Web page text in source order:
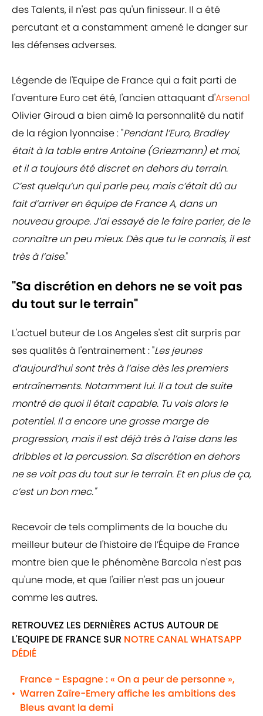
des Talents, il n'est pas qu'un finisseur. Il a été
percutant et a constamment amené le danger sur
les défenses adverses.
Légende de l'Equipe de France qui a fait parti de
l'aventure Euro cet été, l'ancien attaquant d'Arsenal
Olivier Giroud a bien aimé la personnalité du natif
de la région lyonnaise : "Pendant l’Euro, Bradley
était à la table entre Antoine (Griezmann) et moi,
et il a toujours été discret en dehors du terrain.
C’est quelqu’un qui parle peu, mais c’était dû au
fait d’arriver en équipe de France A, dans un
nouveau groupe. J’ai essayé de le faire parler, de le
connaître un peu mieux. Dès que tu le connais, il est
très à l’aise."
"Sa discrétion en dehors ne se voit pas
du tout sur le terrain"
L'actuel buteur de Los Angeles s'est dit surpris par
ses qualités à l'entrainement : "Les jeunes
d’aujourd’hui sont très à l’aise dès les premiers
entraînements. Notamment lui. Il a tout de suite
montré de quoi il était capable. Tu vois alors le
potentiel. Il a encore une grosse marge de
progression, mais il est déjà très à l’aise dans les
dribbles et la percussion. Sa discrétion en dehors
ne se voit pas du tout sur le terrain. Et en plus de ça,
c’est un bon mec."
Recevoir de tels compliments de la bouche du
meilleur buteur de l'histoire de l’Équipe de France
montre bien que le phénomène Barcola n'est pas
qu'une mode, et que l'ailier n'est pas un joueur
comme les autres.
RETROUVEZ LES DERNIÈRES ACTUS AUTOUR DE
L'EQUIPE DE FRANCE SUR NOTRE CANAL WHATSAPP
DÉDIÉ
•
France - Espagne : « On a peur de personne »,
Warren Zaïre-Emery affiche les ambitions des
Bleus avant la demi